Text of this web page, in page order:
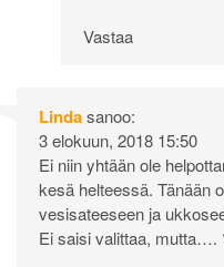
Vastaa
Lindasanoo:
3 elokuun, 2018 15:50
Ei niin yhtään ole
kesä helteessä. Tänään
vesisateeseen ja
Ei saisi valittaa, mutta….